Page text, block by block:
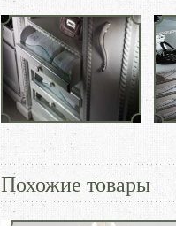
Похожие товары